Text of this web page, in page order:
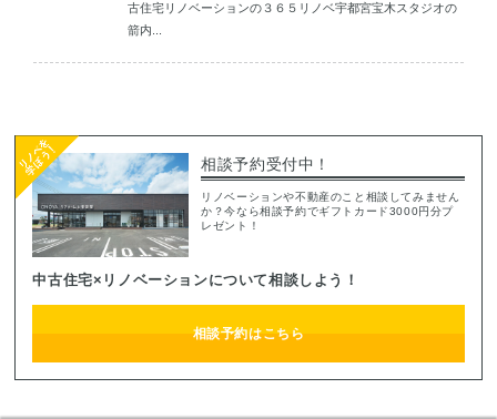
古住宅リノベーションの３６５リノベ宇都宮宝木スタジオの
箭内...
相談予約受付中！
リノベーションや不動産のこと相談してみません
か？今なら相談予約でギフトカード3000円分プ
レゼント！
中古住宅×リノベーションについて相談しよう！
相談予約はこちら